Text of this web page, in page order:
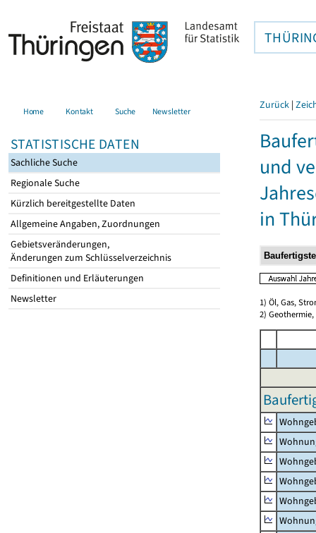
Home Kontakt Suche Newsletter
STATISTISCHE DATEN
Sachliche Suche
Regionale Suche
Kürzlich bereitgestellte Daten
Allgemeine Angaben, Zuordnungen
Gebietsveränderungen,
Änderungen zum Schlüsselverzeichnis
Definitionen und Erläuterungen
Newsletter
Zurück |
und
in
1) Öl, Gas,
2)